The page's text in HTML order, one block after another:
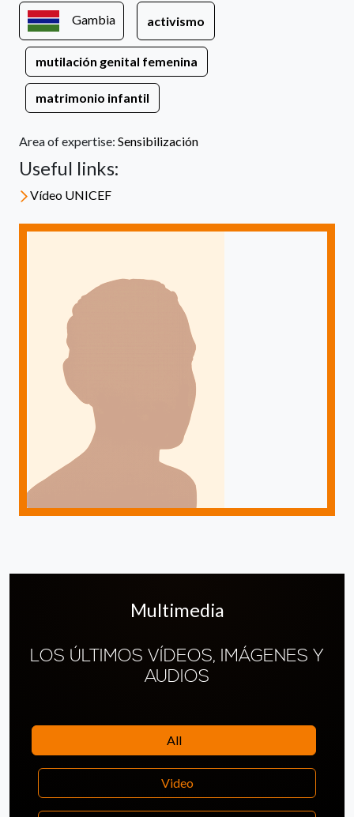
Gambia activismo
mutilación genital femenina
matrimonio infantil
Area of expertise: Sensibilización
Useful links:
Vídeo UNICEF
Multimedia
LOS ÚLTIMOS VÍDEOS, IMÁGENES Y
AUDIOS
All
Video